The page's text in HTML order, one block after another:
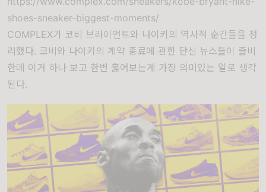
shoes-sneaker-biggest-moments/
COMPLEX가 코비 브라이언트와 나이키의 역사적 순간들을 정
리했다. 코비와 나이키의 계약 종료에 관한 단신 뉴스들이 즐비
한데 이거 하나 보고 한번 훓어보는게 가장 의미있는 일로 생각
된다.